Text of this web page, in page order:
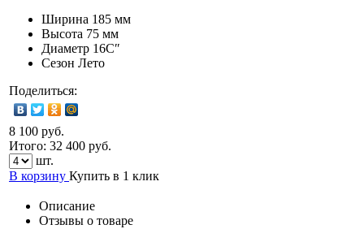
Ширина 185 мм
Высота 75 мм
Диаметр 16C″
Сезон Лето
Поделиться:
8 100 руб.
Итого: 32 400 руб.
шт.
В корзину Купить в 1 клик
Описание
Отзывы о товаре